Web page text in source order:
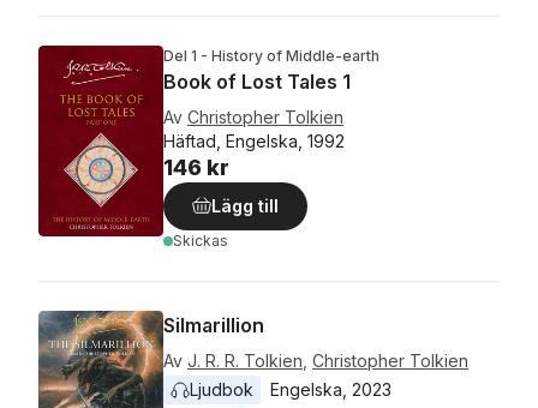
Del 1 - History of Middle-earth
Book of Lost Tales 1
Av Christopher Tolkien
Häftad, Engelska, 1992
146 kr
Lägg till
Skickas
Silmarillion
Av J. R. R. Tolkien Christopher Tolkien
Ljudbok
Engelska 2023